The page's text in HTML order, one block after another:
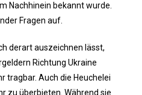
Nachhinein bekannt wurde.
Fragen auf.
derart auszeichnen lässt,
Richtung Ukraine
tragbar. Auch die Heuchelei
zu überbieten. Während sie